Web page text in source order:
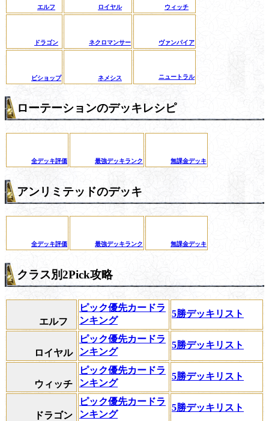
エルフ ロイヤル ウィッチ
ドラゴン ネクロマンサー ヴァンパイア
ビショップ ネメシス ニュートラル
ローテーションのデッキレシピ
全デッキ評価 最強デッキランク 無課金デッキ
アンリミテッドのデッキ
全デッキ評価 最強デッキランク 無課金デッキ
クラス別2Pick攻略
エルフ
ピック優先カードラ
ンキング
5勝デッキリスト
ロイヤル
ピック優先カードラ
ンキング
5勝デッキリスト
ウィッチ
ピック優先カードラ
ンキング
5勝デッキリスト
ドラゴン
ピック優先カードラ
ンキング
5勝デッキリスト